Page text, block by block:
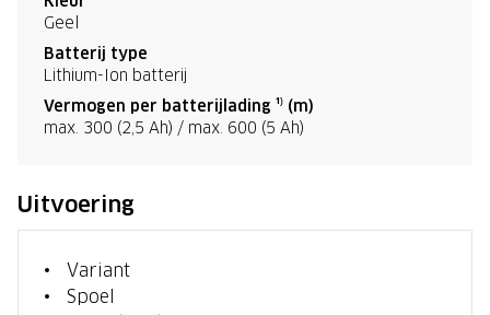
Geel
Batterij type
Lithium-Ion batterij
Vermogen per batterijlading ¹⁾ (m)
max. 300 (2,5 Ah) / max. 600 (5 Ah)
Uitvoering
Variant
Spoel